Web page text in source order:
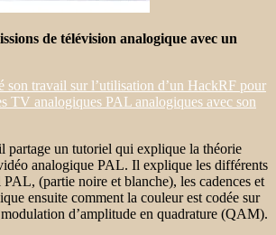
de télévision analogique avec un
son travail sur l’utilisation d’un HackRF pour
TV analogiques PAL analogiques avec son
partage un tutoriel qui explique la théorie
analogique PAL. Il explique les différents
(partie noire et blanche), les cadences et
ensuite comment la couleur est codée sur
d’amplitude en quadrature (QAM).